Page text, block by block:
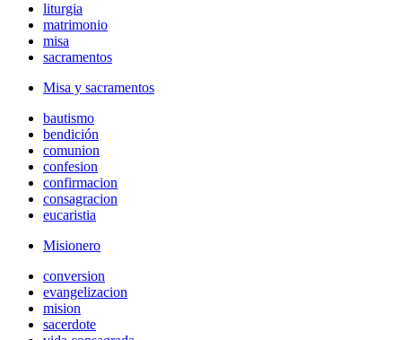
liturgia
matrimonio
misa
sacramentos
Misa y sacramentos
bautismo
bendición
comunion
confesion
confirmacion
consagracion
eucaristia
Misionero
conversion
evangelizacion
mision
sacerdote